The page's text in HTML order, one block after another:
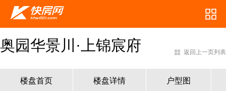
奥园华景川·上锦宸府 返回上一页列表
楼盘首页 楼盘详情 户型图